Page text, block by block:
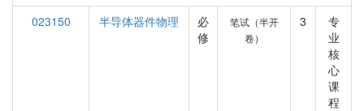
023150 半导体器件物理
必
修
笔试（半开
卷）
3
专
业
核
心
课
程